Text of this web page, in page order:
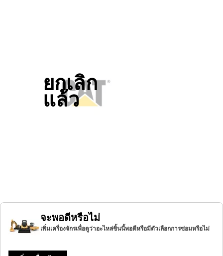
ยกเลิก
แล้ว
จะพอดีหรือไม่
เพิ่มเครื่องจักรเพื่อดูว่าอะไหล่ชิ้นนี้พอดีหรือมีตัวเลือกการซ่อมหรือไม่